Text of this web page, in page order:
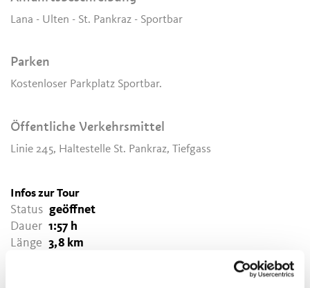
Lana - Ulten - St. Pankraz - Sportbar
Parken
Kostenloser Parkplatz Sportbar.
Öffentliche Verkehrsmittel
Linie 245, Haltestelle St. Pankraz, Tiefgass
Infos zur Tour
Status geöffnet
Dauer 1:57 h
Länge 3,8 km